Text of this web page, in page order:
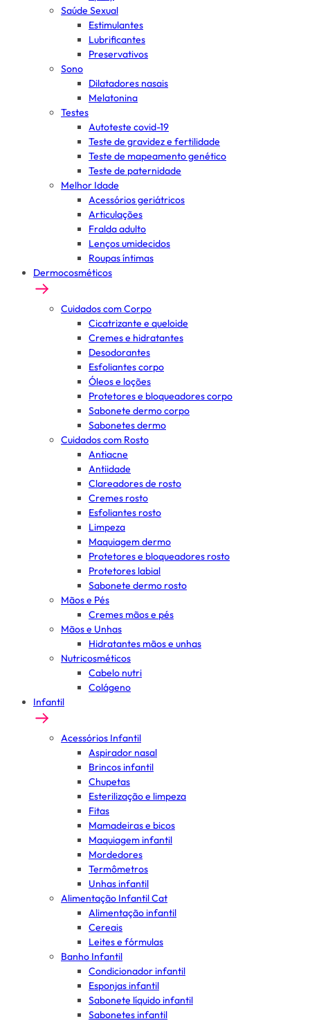
Saúde Sexual
Estimulantes
Lubrificantes
Preservativos
Sono
Dilatadores nasais
Melatonina
Testes
Autoteste covid-19
Teste de gravidez e fertilidade
Teste de mapeamento genético
Teste de paternidade
Melhor Idade
Acessórios geriátricos
Articulações
Fralda adulto
Lenços umidecidos
Roupas íntimas
Dermocosméticos
Cuidados com Corpo
Cicatrizante e queloide
Cremes e hidratantes
Desodorantes
Esfoliantes corpo
Óleos e loções
Protetores e bloqueadores corpo
Sabonete dermo corpo
Sabonetes dermo
Cuidados com Rosto
Antiacne
Antiidade
Clareadores de rosto
Cremes rosto
Esfoliantes rosto
Limpeza
Maquiagem dermo
Protetores e bloqueadores rosto
Protetores labial
Sabonete dermo rosto
Mãos e Pés
Cremes mãos e pés
Mãos e Unhas
Hidratantes mãos e unhas
Nutricosméticos
Cabelo nutri
Colágeno
Infantil
Acessórios Infantil
Aspirador nasal
Brincos infantil
Chupetas
Esterilização e limpeza
Fitas
Mamadeiras e bicos
Maquiagem infantil
Mordedores
Termômetros
Unhas infantil
Alimentação Infantil Cat
Alimentação infantil
Cereais
Leites e fórmulas
Banho Infantil
Condicionador infantil
Esponjas infantil
Sabonete líquido infantil
Sabonetes infantil